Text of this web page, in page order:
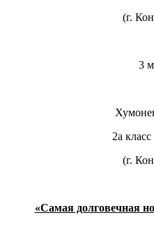
(г.
3
2а
(г.
«Самая долговечная